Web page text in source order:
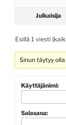
Julkaisija
Esillä 1 viesti
Sinun täytyy
Käyttäjänimi:
Salasana: